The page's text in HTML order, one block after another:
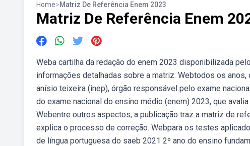
Home>Matriz De Referência Enem 2023
Matriz De Referência Enem
Weba cartilha da redação do enem 2023 disponibilizada
informações detalhadas sobre a matriz. Webtodos os
anísio teixeira (inep), órgão responsável pelo exame
do exame nacional do ensino médio (enem) 2023, que
Webentre outros aspectos, a publicação traz a matriz de
explica o processo de correção. Webpara os testes
de língua portuguesa do saeb 2021 2º ano do ensino